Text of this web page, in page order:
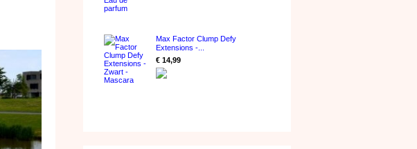
Max Factor Clump Defy
Extensions -...
€ 14,99